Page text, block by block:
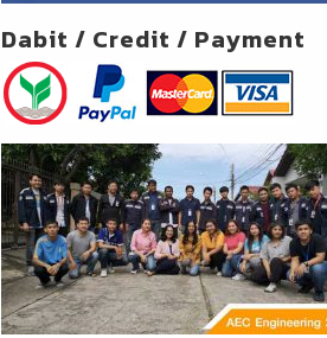
Dabit / Credit / Payment